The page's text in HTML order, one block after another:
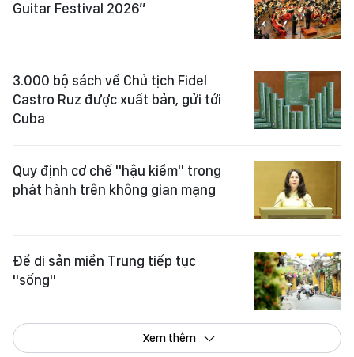
Guitar Festival 2026”
3.000 bộ sách về Chủ tịch Fidel
Castro Ruz được xuất bản, gửi tới
Cuba
Quy định cơ chế "hậu kiểm" trong
phát hành trên không gian mạng
Để di sản miền Trung tiếp tục
"sống"
Xem thêm